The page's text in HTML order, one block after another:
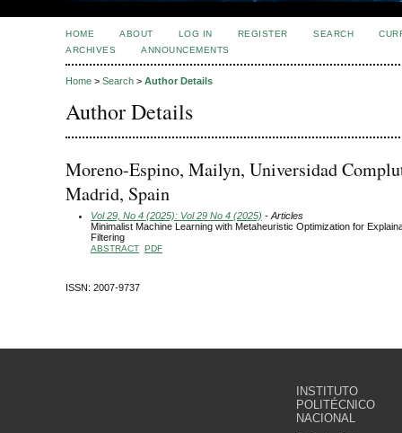
HOME ABOUT LOG IN REGISTER SEARCH
ARCHIVES
ANNOUNCEMENTS
Home > Search > Author Details
Author Details
Moreno-Espino, Mailyn, Universidad
Madrid, Spain
Vol 29, No 4 (2025): Vol 29 No 4 (2025) - Articles
Minimalist Machine Learning with Metaheuristic Optimization for
Filtering
ABSTRACT PDF
ISSN: 2007-9737
INSTITUTO
POLITÉCNICO
NACIONAL